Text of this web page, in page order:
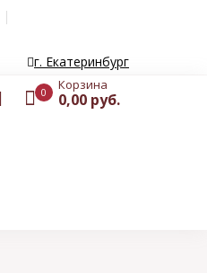
г. Екатеринбург
0 Корзина
0,00 руб.